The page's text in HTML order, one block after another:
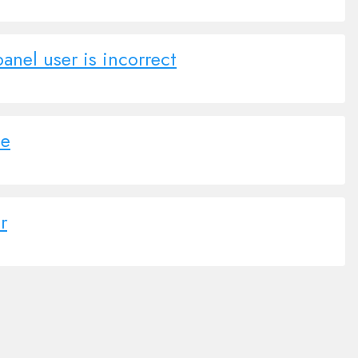
user is incorrect